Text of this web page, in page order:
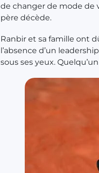
de changer de mode de
père décède.
Ranbir et sa famille ont
l’absence d’un
sous ses yeux.